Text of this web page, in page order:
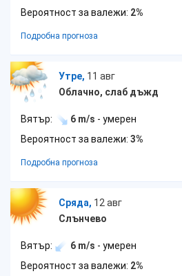
Вероятност за валежи: 2%
Подробна прогноза
Утре, 11 авг
Облачно, слаб дъжд
Вятър: 6 m/s - умерен
Вероятност за валежи: 3%
Подробна прогноза
Сряда, 12 авг
Слънчево
Вятър: 6 m/s - умерен
Вероятност за валежи: 2%